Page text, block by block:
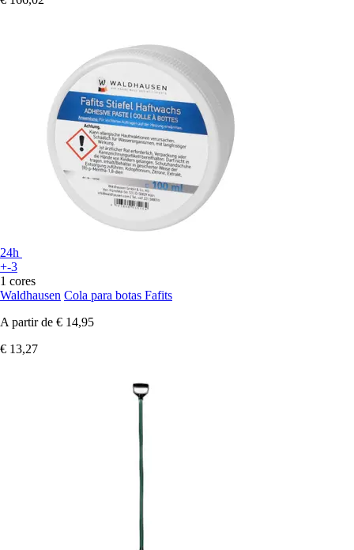
24h
+-3
1 cores
Waldhausen Cola para botas Fafits
A partir de € 14,95
€ 13,27